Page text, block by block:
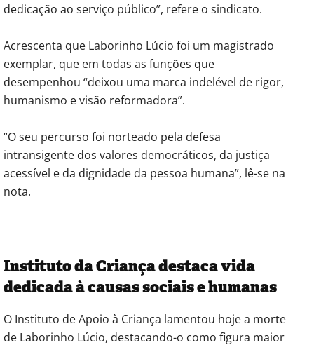
dedicação ao serviço público”, refere o sindicato.
Acrescenta que Laborinho Lúcio foi um magistrado
exemplar, que em todas as funções que
desempenhou “deixou uma marca indelével de rigor,
humanismo e visão reformadora”.
“O seu percurso foi norteado pela defesa
intransigente dos valores democráticos, da justiça
acessível e da dignidade da pessoa humana”, lê-se na
nota.
Instituto da Criança destaca vida
dedicada à causas sociais e humanas
O Instituto de Apoio à Criança lamentou hoje a morte
de Laborinho Lúcio, destacando-o como figura maior